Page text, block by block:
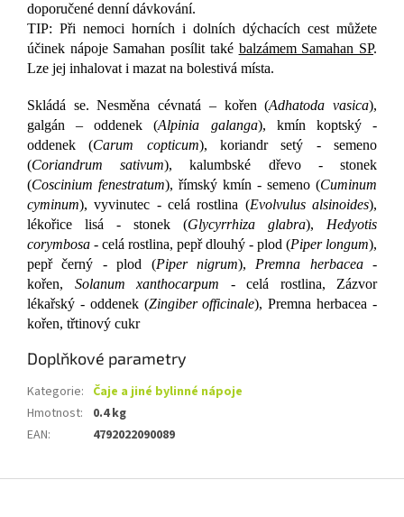
doporučené denní dávkování.
TIP: Při nemoci horních i dolních dýchacích cest můžete
účinek nápoje Samahan posílit také balzámem Samahan SP.
Lze jej inhalovat i mazat na bolestivá místa.
Skládá se. Nesměna cévnatá – kořen (Adhatoda vasica),
galgán – oddenek (Alpinia galanga), kmín koptský -
oddenek (Carum copticum), koriandr setý - semeno
(Coriandrum sativum), kalumbské dřevo - stonek
(Coscinium fenestratum), římský kmín - semeno (Cuminum
cyminum), vyvinutec - celá rostlina (Evolvulus alsinoides),
lékořice lisá - stonek (Glycyrrhiza glabra), Hedyotis
corymbosa - celá rostlina, pepř dlouhý - plod (Piper longum),
pepř černý - plod (Piper nigrum), Premna herbacea-
kořen, Solanum xanthocarpum - celá rostlina, Zázvor
lékařský - oddenek (Zingiber officinale), Premna herbacea -
kořen, třtinový cukr
Doplňkové parametry
Kategorie: Čaje a jiné bylinné nápoje
Hmotnost:
0.4 kg
EAN: 4792022090089